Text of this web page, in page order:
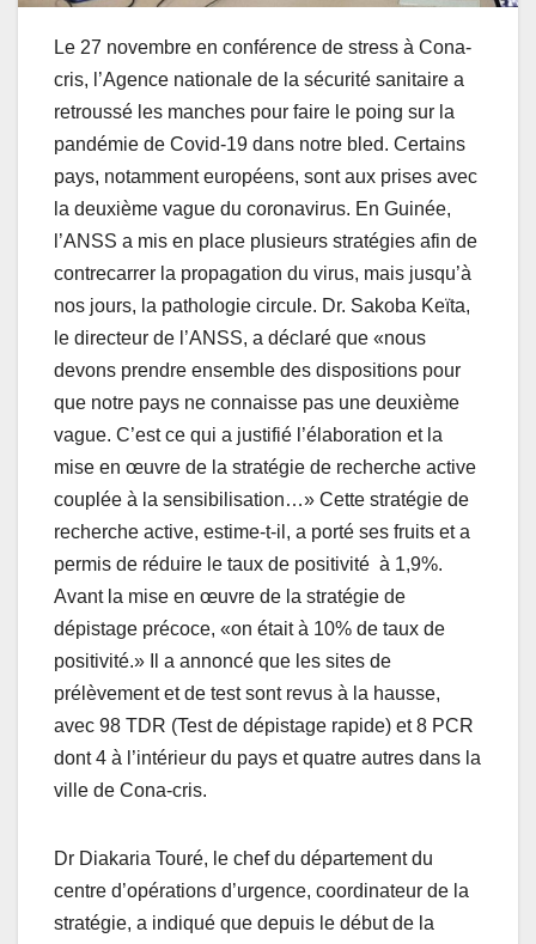
Le 27 novembre en conférence de stress à Cona-
cris, l’Agence nationale de la sécurité sanitaire a
retroussé les manches pour faire le poing sur la
pandémie de Covid-19 dans notre bled. Certains
pays, notamment européens, sont aux prises avec
la deuxième vague du coronavirus. En Guinée,
l’ANSS a mis en place plusieurs stratégies afin de
contrecarrer la propagation du virus, mais jusqu’à
nos jours, la pathologie circule. Dr. Sakoba Keïta,
le directeur de l’ANSS, a déclaré que «nous
devons prendre ensemble des dispositions pour
que notre pays ne connaisse pas une deuxième
vague. C’est ce qui a justifié l’élaboration et la
mise en œuvre de la stratégie de recherche active
couplée à la sensibilisation…» Cette stratégie de
recherche active, estime-t-il, a porté ses fruits et a
permis de réduire le taux de positivité à 1,9%.
Avant la mise en œuvre de la stratégie de
dépistage précoce, «on était à 10% de taux de
positivité.» Il a annoncé que les sites de
prélèvement et de test sont revus à la hausse,
avec 98 TDR (Test de dépistage rapide) et 8 PCR
dont 4 à l’intérieur du pays et quatre autres dans la
ville de Cona-cris.
Dr Diakaria Touré, le chef du département du
centre d’opérations d’urgence, coordinateur de la
stratégie, a indiqué que depuis le début de la